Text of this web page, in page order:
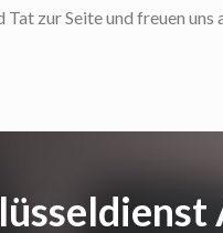
zur Seite und freuen uns